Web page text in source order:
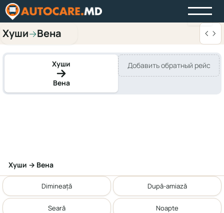
Хуши→Вена
Хуши
Вена
Добавить обратный рейс
Хуши → Вена
Dimineață După-amiază
Seară Noapte